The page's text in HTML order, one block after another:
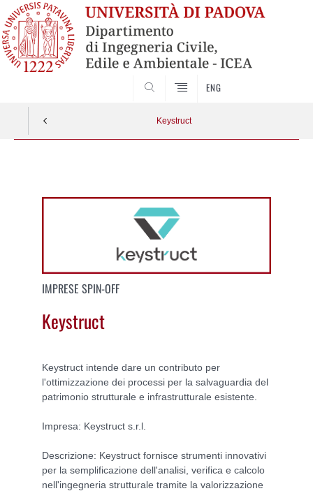
ENG
Keystruct
IMPRESE SPIN-OFF
Keystruct
Keystruct intende dare un contributo per
l'ottimizzazione dei processi per la salvaguardia del
patrimonio strutturale e infrastrutturale esistente.
Impresa: Keystruct s.r.l.
Descrizione: Keystruct fornisce strumenti innovativi
per la semplificazione dell'analisi, verifica e calcolo
nell'ingegneria strutturale tramite la valorizzazione